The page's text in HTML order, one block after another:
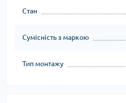
Стан
Сумісність з маркою
Тип монтажу